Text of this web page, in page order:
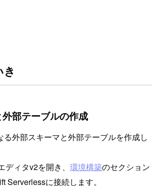
部テーブルの作成
る外部スキーマと外部テーブルを作成し
ィタv2を開き、 環境構築のセクション
Serverlessに接続します。